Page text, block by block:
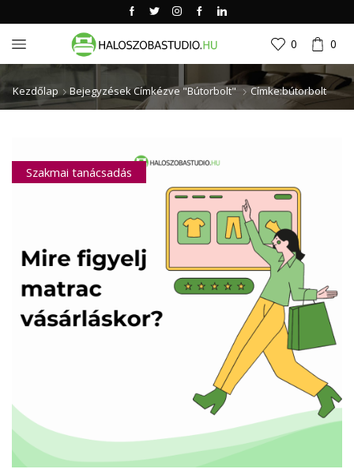
0 0
Kezdőlap Bejegyzések Címkézve "bútorbolt" Címke:bútorbolt
Szakmai tanácsadás